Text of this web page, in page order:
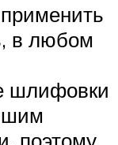
в любом
шлифовки
поэтому